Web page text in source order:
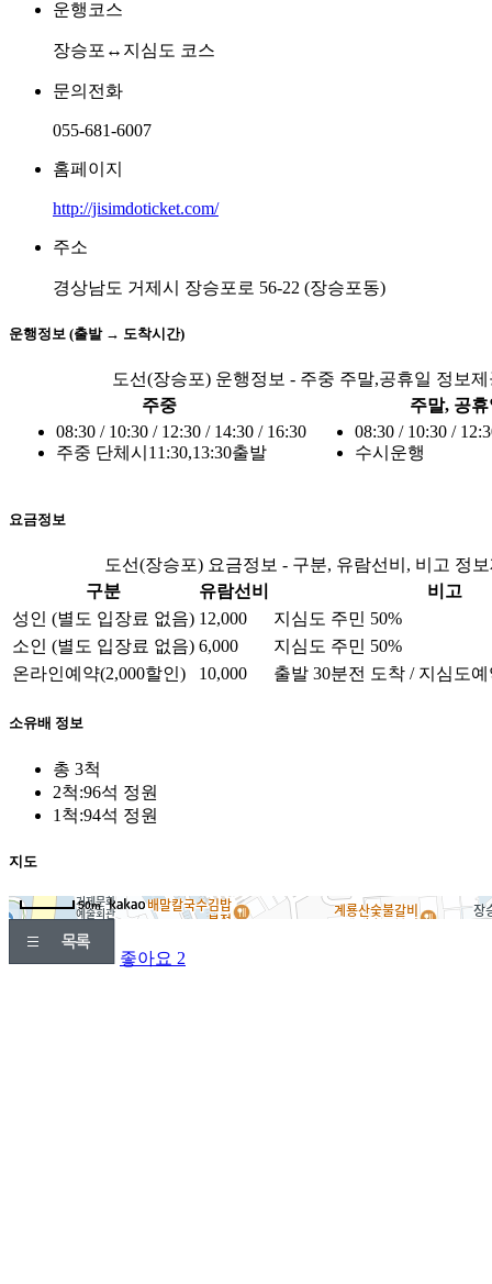
운행코스
장승포↔지심도 코스
문의전화
055-681-6007
홈페이지
http://jisimdoticket.com/
주소
경상남도 거제시 장승포로 56-22 (장승포동)
운행정보 (출발 → 도착시간)
도선(장승포) 운행정보 - 주중 주말,공휴일 정보제
주중
주말, 공
08:30 / 10:30 / 12:30 / 14:30 / 16:30
주중 단체시11:30,13:30출발
08:30 / 10:30 /
수시운행
요금정보
도선(장승포) 요금정보 - 구분, 유람선비, 비고 정
구분
유람선비
비고
성인 (별도 입장료 없음) 12,000
지심도 주민 50%
소인 (별도 입장료 없음) 6,000
지심도 주민 50%
온라인예약(2,000할인)
10,000 출발 30분전 도착 / 지심도
소유배 정보
총 3척
2척:96석 정원
1척:94석 정원
지도
지도삽입 (가로100%)
50m
좋아요 2